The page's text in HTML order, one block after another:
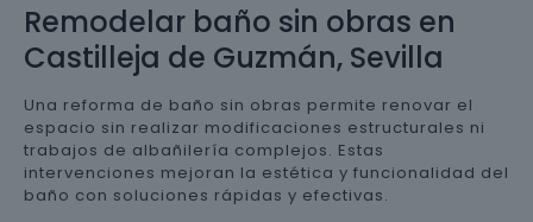
Remodelar baño sin obras en
Castilleja de Guzmán, Sevilla
Una reforma de baño sin obras permite renovar el
espacio sin realizar modificaciones estructurales ni
trabajos de albañilería complejos. Estas
intervenciones mejoran la estética y funcionalidad del
baño con soluciones rápidas y efectivas.